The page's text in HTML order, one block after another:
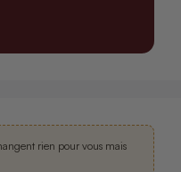
rien pour vous mais